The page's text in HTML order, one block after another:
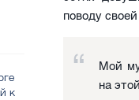
поводу
Мой
на
к